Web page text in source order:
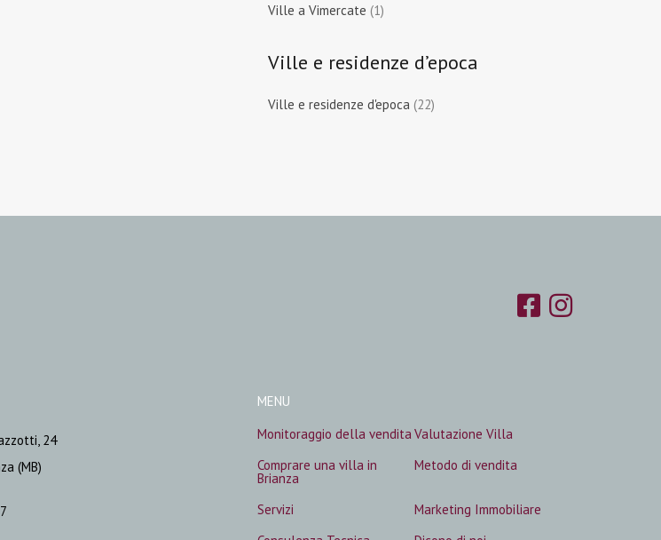
Ville a Vimercate (1)
Ville e residenze d’epoca
Ville e residenze d'epoca (22)
24
(MB)
MENU
Monitoraggio della vendita Valutazione Villa
Comprare una villa in
Brianza
Metodo di vendita
Servizi
Marketing Immobiliare